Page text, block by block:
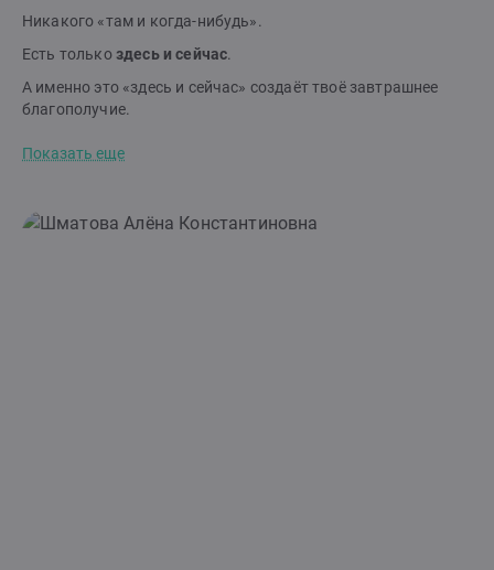
Никакого «там и когда-нибудь».
Есть только здесь и сейчас.
А именно это «здесь и сейчас» создаёт твоё завтрашнее
благополучие.
Показать еще